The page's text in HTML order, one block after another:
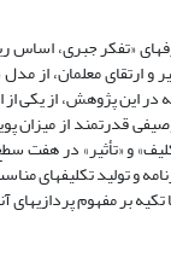
ابتدایی پایه ­های 3 تا 5 می­پردازد که در
قدرتمند از میزان
و «تأثیر» در هفت
و تولید تکلیف­های
بر مفهوم­ پردازی­های